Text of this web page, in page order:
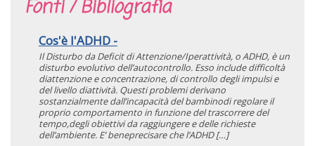
Fonti / Bibliografia
Cos'è l'ADHD -
Il Disturbo da Deficit di Attenzione/Iperattività, o ADHD, è un
disturbo evolutivo dell’autocontrollo. Esso include difficoltà
diattenzione e concentrazione, di controllo degli impulsi e
del livello diattività. Questi problemi derivano
sostanzialmente dall’incapacità del bambinodi regolare il
proprio comportamento in funzione del trascorrere del
tempo,degli obiettivi da raggiungere e delle richieste
dell’ambiente. E’ beneprecisare che l’ADHD […]